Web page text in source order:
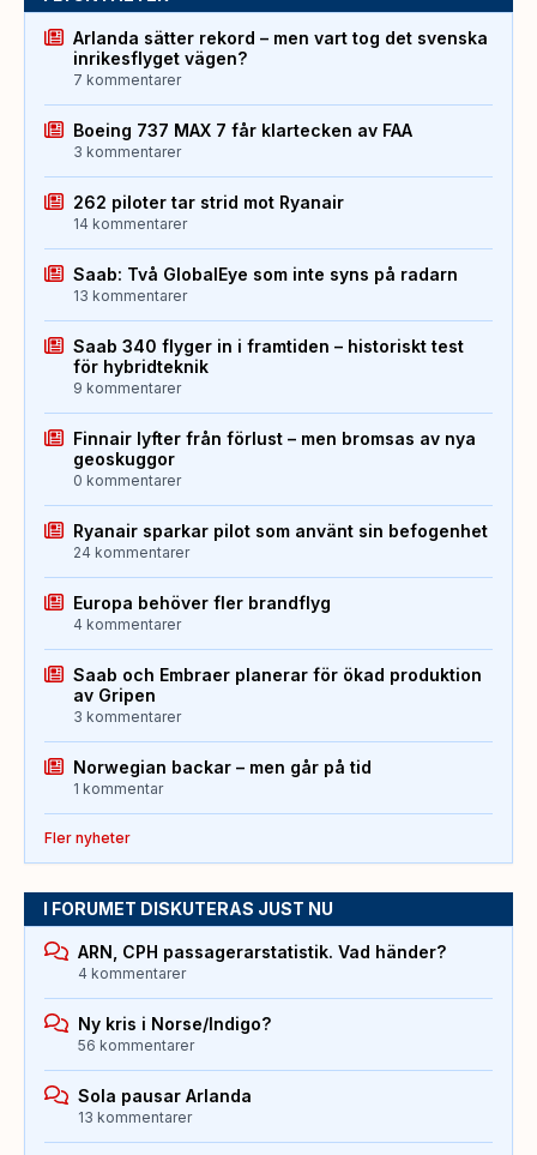
Arlanda sätter rekord – men vart tog det svenska
inrikesflyget vägen?
7 kommentarer
Boeing 737 MAX 7 får klartecken av FAA
3 kommentarer
262 piloter tar strid mot Ryanair
14 kommentarer
Saab: Två GlobalEye som inte syns på radarn
13 kommentarer
Saab 340 flyger in i framtiden – historiskt test
för hybridteknik
9 kommentarer
Finnair lyfter från förlust – men bromsas av nya
geoskuggor
0 kommentarer
Ryanair sparkar pilot som använt sin befogenhet
24 kommentarer
Europa behöver fler brandflyg
4 kommentarer
Saab och Embraer planerar för ökad produktion
av Gripen
3 kommentarer
Norwegian backar – men går på tid
1 kommentar
Fler nyheter
I FORUMET DISKUTERAS JUST NU
ARN, CPH passagerarstatistik. Vad händer?
4 kommentarer
Ny kris i Norse/Indigo?
56 kommentarer
Sola pausar Arlanda
13 kommentarer